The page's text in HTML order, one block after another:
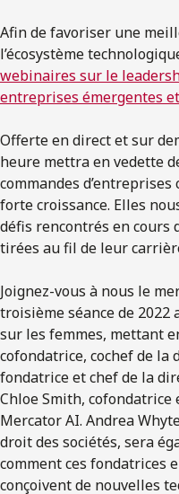
Afin de favoriser une
l’écosystème
webinaires sur le
entreprises émergentes
Offerte en direct et sur
heure mettra en vedette
commandes
forte croissance. Elles
défis rencontrés en cours
tirées au fil de leur
Joignez-vous à nous le
troisième séance de 2022
sur les femmes, mettant
cofondatrice, cochef de la
fondatrice et chef de la
Chloe Smith,
Mercator AI. Andrea
droit des sociétés, sera
comment ces fondatrices
conçoivent de nouvelles